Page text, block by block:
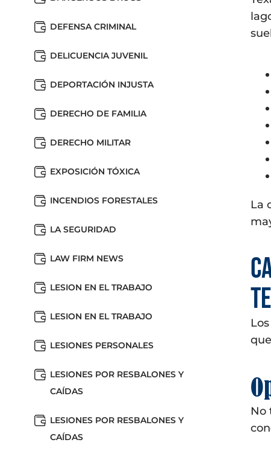
DEFENSA CRIMINAL
DELICUENCIA JUVENIL
DEPORTACIÓN INJUSTA
DERECHO DE FAMILIA
DERECHO MILITAR
EXPOSICIÓN TÓXICA
INCENDIOS FORESTALES
LA SEGURIDAD
LAW FIRM NEWS
LESION EN EL TRABAJO
LESION EN EL TRABAJO
LESIONES PERSONALES
LESIONES POR RESBALONES Y
CAÍDAS
LESIONES POR RESBALONES Y
CAÍDAS
La
No